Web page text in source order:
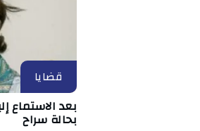
قضايا
بعد الاستماع
بحالة سراح